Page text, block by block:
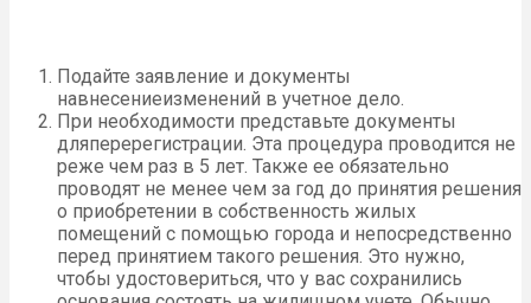
Подайте заявление и документы
навнесениеизменений в учетное дело.
При необходимости представьте документы
дляперерегистрации. Эта процедура проводится не
реже чем раз в 5 лет. Также ее обязательно
проводят не менее чем за год до принятия решения
о приобретении в собственность жилых
помещений с помощью города и непосредственно
перед принятием такого решения. Это нужно,
чтобы удостовериться, что у вас сохранились